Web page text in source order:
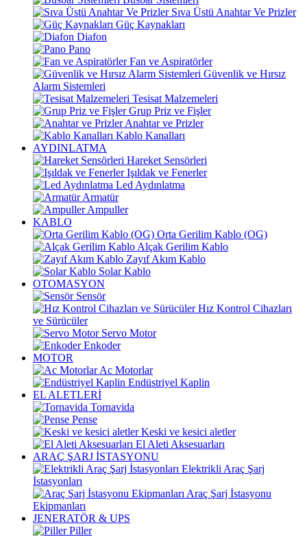
Sıva Üstü Anahtar Ve Prizler
Güç Kaynakları
Diafon
Pano
Fan ve Aspiratörler
Güvenlik ve Hırsız
Alarm Sistemleri
Tesisat Malzemeleri
Grup Priz ve Fişler
Anahtar ve Prizler
Kablo Kanalları
AYDINLATMA
Hareket Sensörleri
Işıldak ve Fenerler
Led Aydınlatma
Armatür
Ampuller
KABLO
Orta Gerilim Kablo (OG)
Alçak Gerilim Kablo
Zayıf Akım Kablo
Solar Kablo
OTOMASYON
Sensör
Hız Kontrol Cihazları
ve Sürücüler
Servo Motor
Enkoder
MOTOR
Ac Motorlar
Endüstriyel Kaplin
EL ALETLERİ
Tornavida
Pense
Keski ve kesici aletler
El Aleti Aksesuarları
ARAÇ ŞARJ İSTASYONU
Elektrikli Araç Şarj
İstasyonları
Araç Şarj İstasyonu
Ekipmanları
JENERATÖR & UPS
Piller